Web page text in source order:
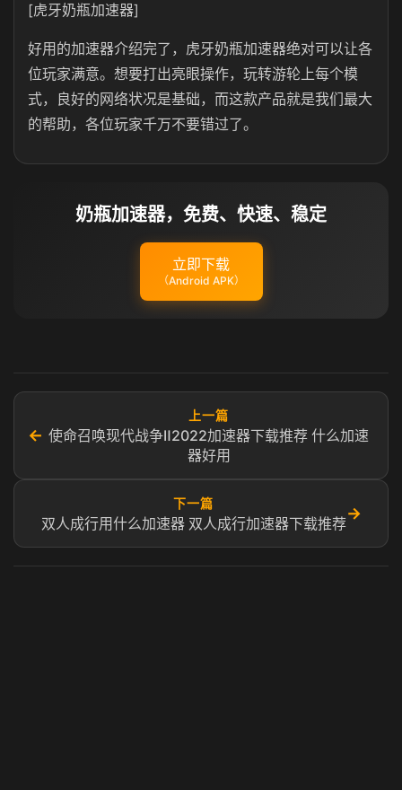
[虎牙奶瓶加速器]
好用的加速器介绍完了，虎牙奶瓶加速器绝对可以让各
位玩家满意。想要打出亮眼操作，玩转游轮上每个模
式，良好的网络状况是基础，而这款产品就是我们最大
的帮助，各位玩家千万不要错过了。
奶瓶加速器，免费、快速、稳定
立即下载
（Android APK）
←
上一篇
使命召唤现代战争Ⅱ2022加速器下载推荐 什么加速
器好用
下一篇
双人成行用什么加速器 双人成行加速器下载推荐
→